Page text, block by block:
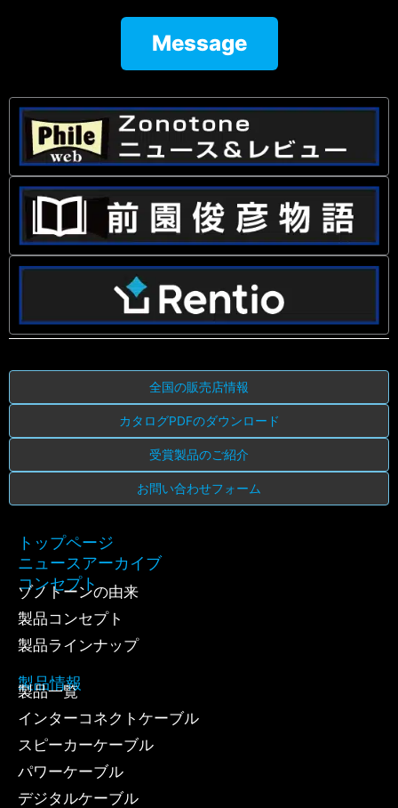
Message
全国の販売店情報
カタログPDFのダウンロード
受賞製品のご紹介
お問い合わせフォーム
トップページ
ニュースアーカイブ
コンセプト
ゾノトーンの由来
製品コンセプト
製品ラインナップ
製品情報
製品一覧
インターコネクトケーブル
スピーカーケーブル
パワーケーブル
デジタルケーブル